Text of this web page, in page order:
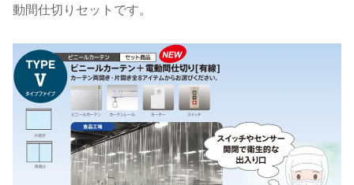
動間仕切りセットです。